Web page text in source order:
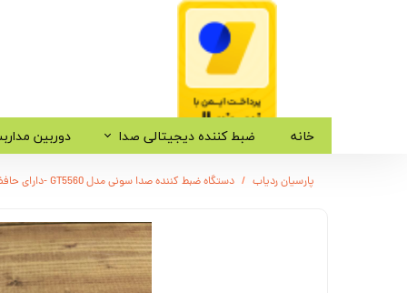
خانه ضبط کننده دیجیتالی صدا دوربین
پارسیان ردیاب دستگاه ضبط کننده صدا سونی مدل GT5560 -دارای حافظه 16 گیگابایت - شنود صدا